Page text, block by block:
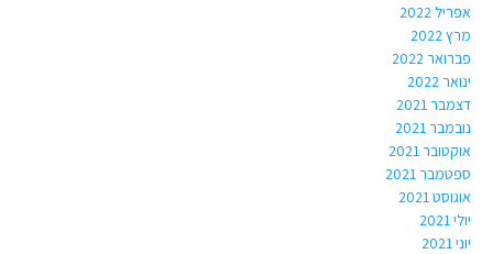
אפריל 2022
מרץ 2022
פברואר 2022
ינואר 2022
דצמבר 2021
נובמבר 2021
אוקטובר 2021
ספטמבר 2021
אוגוסט 2021
יולי 2021
יוני 2021